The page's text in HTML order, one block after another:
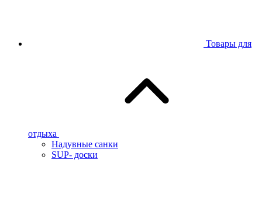
Товары для
отдыха
Надувные санки
SUP- доски